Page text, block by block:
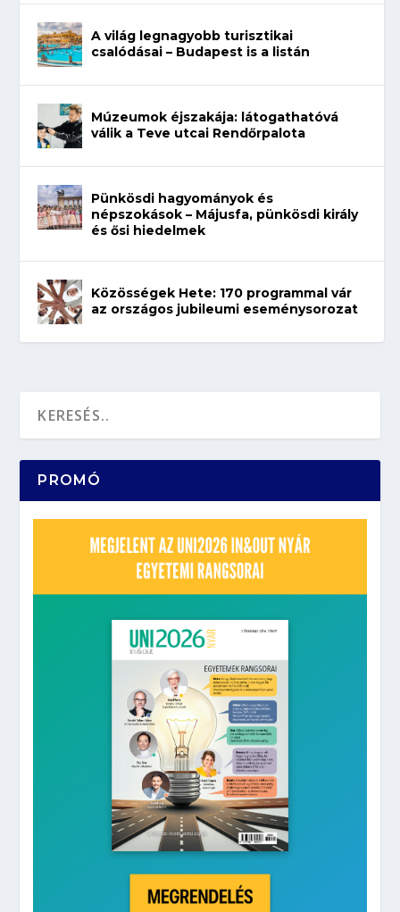
A világ legnagyobb turisztikai
csalódásai – Budapest is a listán
Múzeumok éjszakája: látogathatóvá
válik a Teve utcai Rendőrpalota
Pünkösdi hagyományok és
népszokások – Májusfa, pünkösdi király
és ősi hiedelmek
Közösségek Hete: 170 programmal vár
az országos jubileumi eseménysorozat
PROMÓ